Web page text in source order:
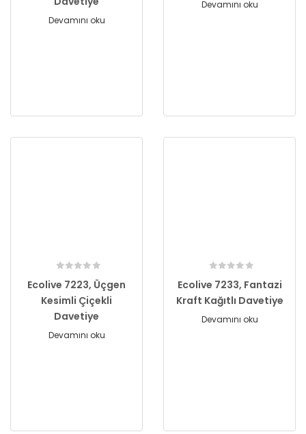
Devamını oku
Devamını oku
Ecolive 7223, Üçgen
Kesimli Çiçekli
Davetiye
Devamını oku
Ecolive 7233, Fantazi
Kraft Kağıtlı Davetiye
Devamını oku